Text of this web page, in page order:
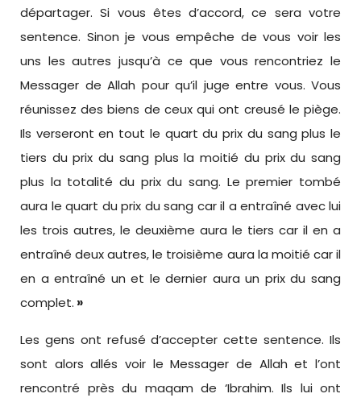
départager. Si vous êtes d’accord, ce sera votre
sentence. Sinon je vous empêche de vous voir les
uns les autres jusqu’à ce que vous rencontriez le
Messager de Allah pour qu’il juge entre vous. Vous
réunissez des biens de ceux qui ont creusé le piège.
Ils verseront en tout le quart du prix du sang plus le
tiers du prix du sang plus la moitié du prix du sang
plus la totalité du prix du sang. Le premier tombé
aura le quart du prix du sang car il a entraîné avec lui
les trois autres, le deuxième aura le tiers car il en a
entraîné deux autres, le troisième aura la moitié car il
en a entraîné un et le dernier aura un prix du sang
complet. »
Les gens ont refusé d’accepter cette sentence. Ils
sont alors allés voir le Messager de Allah et l’ont
rencontré près du maqam de ‘Ibrahim. Ils lui ont